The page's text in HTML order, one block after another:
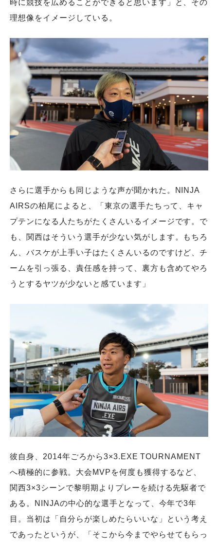
時に競技を広めることができると思います」と、その
理想像をイメージしている。
さらに選手からも同じような声が聞かれた。NINJA
AIRSの柏尾によると、「東京の選手たちって、キャ
プテンになる人たちがたくさんいるイメージです。で
も、関西はそういう選手が少ない気がします。もちろ
ん、バスケが上手い子はたくさんいるのですけど、チ
ームを引っ張る、責任感を持って、裏方も含めてやろ
うとするヤツが少ないと感ています」
彼自身、2014年ごろから3×3.EXE TOURNAMENT
へ積極的に参戦。大会MVPを何度も獲得するなど、
関西3×3シーンで黎明期よりプレーを続ける先駆者で
ある。NINJAの中心的な選手となって、今年で3年
目。当初は「自分らが楽しめたらいいな」という考え
であったというが、「そこから今までやらせてもらっ